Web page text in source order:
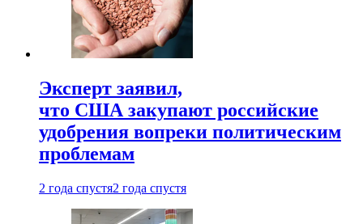
Эксперт заявил,
что США закупают российские
удобрения вопреки политическим
проблемам
2 года спустя2 года спустя